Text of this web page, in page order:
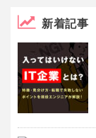
新着記事